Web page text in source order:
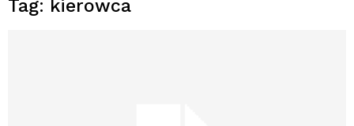
Tag: kierowca